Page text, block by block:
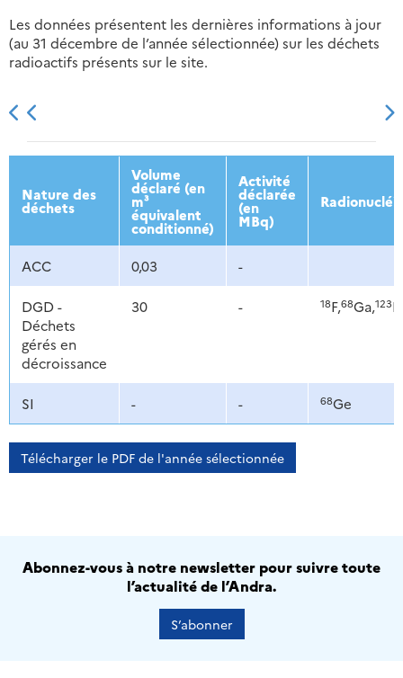
Les données présentent les dernières informations à jour
(au 31 décembre de l’année sélectionnée) sur les déchets
radioactifs présents sur le site.
2013 2014 2015 2016
Nature des
déchets
Volume
déclaré (en
m³
équivalent
conditionné)
Activité
déclarée
(en
MBq)
ACC 0,03 -
DGD -
Déchets
gérés en
décroissance
30 - 18F,68Ga,123I,
SI - - 68Ge
Télécharger le PDF de l'année sélectionnée
Abonnez-vous à notre newsletter pour suivre toute
l’actualité de l’Andra.
S’abonner